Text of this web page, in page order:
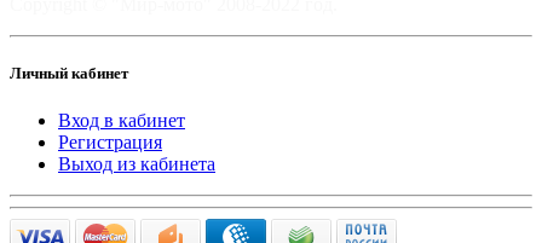
Личный кабинет
Вход в кабинет
Регистрация
Выход из кабинета